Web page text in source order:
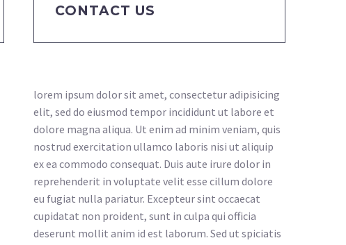
CONTACT US
lorem ipsum dolor sit amet, consectetur adipisicing
elit, sed do eiusmod tempor incididunt ut labore et
dolore magna aliqua. Ut enim ad minim veniam, quis
nostrud exercitation ullamco laboris nisi ut aliquip
ex ea commodo consequat. Duis aute irure dolor in
reprehenderit in voluptate velit esse cillum dolore
eu fugiat nulla pariatur. Excepteur sint occaecat
cupidatat non proident, sunt in culpa qui officia
deserunt mollit anim id est laborum. Sed ut spiciatis